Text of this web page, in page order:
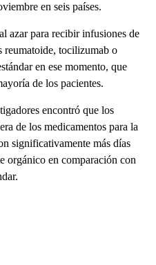
en seis países.
azar para recibir infusiones de
reumatoide, tocilizumab o
en ese momento, que
de los pacientes.
encontró que los
de los medicamentos para la
significativamente más días
orgánico en comparación con